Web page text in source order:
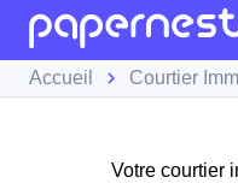
Accueil Courtier
Votre courtier